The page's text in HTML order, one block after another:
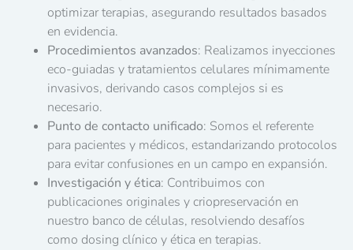
optimizar terapias, asegurando resultados basados
en evidencia.
Procedimientos avanzados: Realizamos inyecciones
eco-guiadas y tratamientos celulares mínimamente
invasivos, derivando casos complejos si es
necesario.
Punto de contacto unificado: Somos el referente
para pacientes y médicos, estandarizando protocolos
para evitar confusiones en un campo en expansión.
Investigación y ética: Contribuimos con
publicaciones originales y criopreservación en
nuestro banco de células, resolviendo desafíos
como dosing clínico y ética en terapias.